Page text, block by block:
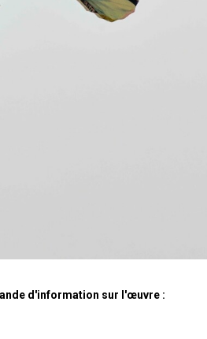
d'information sur l'œuvre :